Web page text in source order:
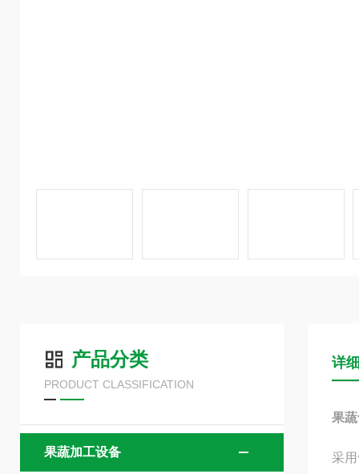
产品分类
PRODUCT CLASSIFICATION
果蔬加工设备
详
果
采